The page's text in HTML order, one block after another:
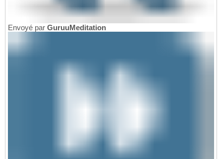
Envoyé par GuruuMeditation